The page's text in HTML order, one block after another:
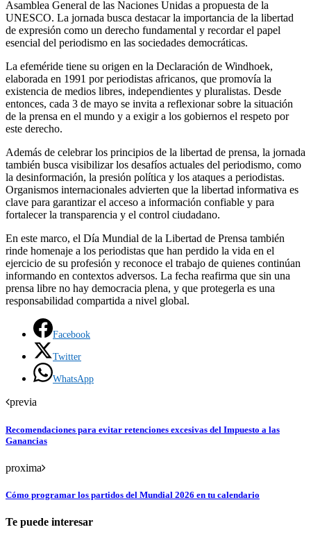
Asamblea General de las Naciones Unidas a propuesta de la
UNESCO. La jornada busca destacar la importancia de la libertad
de expresión como un derecho fundamental y recordar el papel
esencial del periodismo en las sociedades democráticas.
La efeméride tiene su origen en la Declaración de Windhoek,
elaborada en 1991 por periodistas africanos, que promovía la
existencia de medios libres, independientes y pluralistas. Desde
entonces, cada 3 de mayo se invita a reflexionar sobre la situación
de la prensa en el mundo y a exigir a los gobiernos el respeto por
este derecho.
Además de celebrar los principios de la libertad de prensa, la jornada
también busca visibilizar los desafíos actuales del periodismo, como
la desinformación, la presión política y los ataques a periodistas.
Organismos internacionales advierten que la libertad informativa es
clave para garantizar el acceso a información confiable y para
fortalecer la transparencia y el control ciudadano.
En este marco, el Día Mundial de la Libertad de Prensa también
rinde homenaje a los periodistas que han perdido la vida en el
ejercicio de su profesión y reconoce el trabajo de quienes continúan
informando en contextos adversos. La fecha reafirma que sin una
prensa libre no hay democracia plena, y que protegerla es una
responsabilidad compartida a nivel global.
Facebook
Twitter
WhatsApp
previa
Recomendaciones para evitar retenciones excesivas del Impuesto a las
Ganancias
proxima
Cómo programar los partidos del Mundial 2026 en tu calendario
Te puede interesar